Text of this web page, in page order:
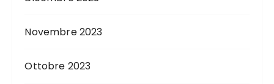
Novembre 2023
Ottobre 2023